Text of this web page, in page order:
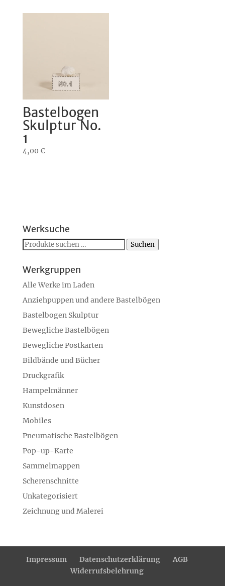
Bastelbogen
Skulptur No.
1
4,00 €
Werksuche
Suchen
Suchen
Werkgruppen
Alle Werke im Laden
Anziehpuppen und andere Bastelbögen
Bastelbogen Skulptur
Bewegliche Bastelbögen
Bewegliche Postkarten
Bildbände und Bücher
Druckgrafik
Hampelmänner
Kunstdosen
Mobiles
Pneumatische Bastelbögen
Pop-up-Karte
Sammelmappen
Scherenschnitte
Unkategorisiert
Zeichnung und Malerei
Impressum Datenschutzerklärung
AGB
Widerrufsbelehrung